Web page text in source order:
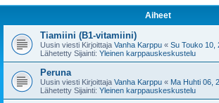
Aiheet
Tiamiini (B1-vitamiini)
Uusin viesti Kirjoittaja Vanha Karppu « Su Touko 10,
Lähetetty Sijainti: Yleinen karppauskeskustelu
Peruna
Uusin viesti Kirjoittaja Vanha Karppu « Ma Huhti 06,
Lähetetty Sijainti: Yleinen karppauskeskustelu